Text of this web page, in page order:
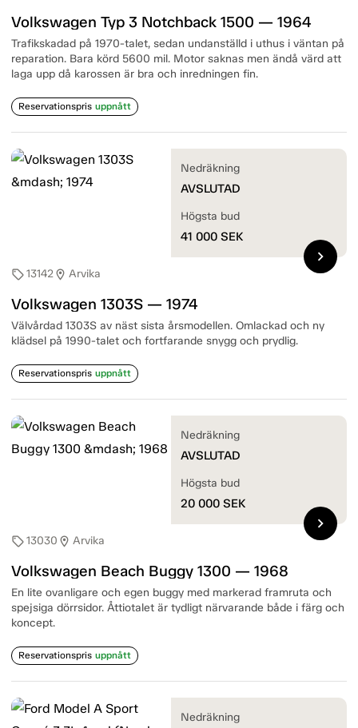
Volkswagen Typ 3 Notchback 1500 — 1964
Trafikskadad på 1970-talet, sedan undanställd i uthus i väntan på
reparation. Bara körd 5600 mil. Motor saknas men ändå värd att
laga upp då karossen är bra och inredningen fin.
Reservationspris uppnått
sell13142location_on Arvika
Volkswagen 1303S — 1974
Välvårdad 1303S av näst sista årsmodellen. Omlackad och ny
klädsel på 1990-talet och fortfarande snygg och prydlig.
Reservationspris uppnått
Nedräkning
AVSLUTAD
Högsta bud
41 000 SEK
chevron_right
sell13030 location_on Arvika
Volkswagen Beach Buggy 1300 — 1968
En lite ovanligare och egen buggy med markerad framruta och
spejsiga dörrsidor. Åttiotalet är tydligt närvarande både i färg och
koncept.
Reservationspris uppnått
Nedräkning
AVSLUTAD
Högsta bud
20 000 SEK
chevron_right
Nedräkning